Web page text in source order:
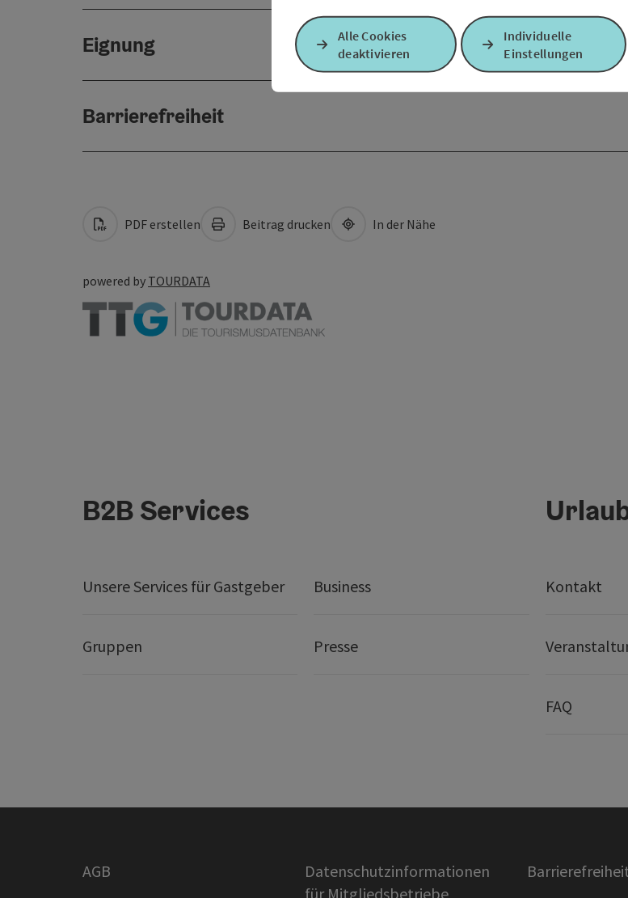
Eignung
Barrierefreiheit
PDF erstellen Beitrag drucken In der Nähe
powered by TOURDATA
B2B Services
Unsere Services für Gastgeber Business
Gruppen Presse
Kontakt
FAQ
AGB
Datenschutzinformationen
für Mitgliedsbetriebe
Alle Cookies
deaktivieren
Individuelle
Einstellungen